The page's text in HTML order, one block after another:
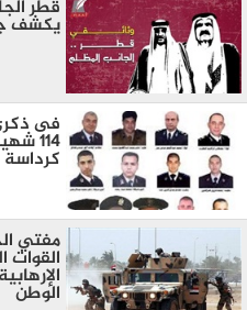
قطر
يكشف
فى
114
كرداسة
مفتي
القوات
الوطن